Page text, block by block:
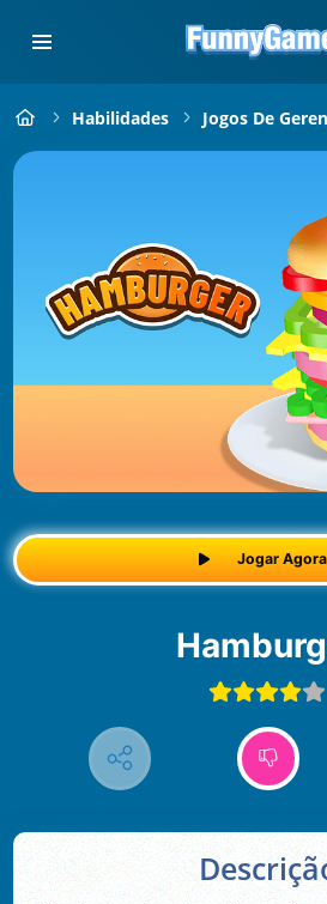
Habilidades Jogos De
Jogar Agora